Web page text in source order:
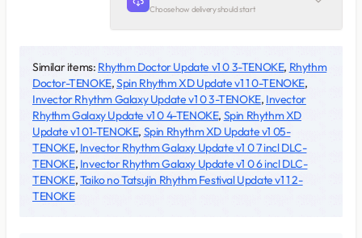
Choose how delivery should start
Similar items: Rhythm Doctor Update v1 0 3-TENOKE, Rhythm
Doctor-TENOKE,Spin Rhythm XD Update v1 1 0-TENOKE,
Invector Rhythm Galaxy Update v1 0 3-TENOKE, Invector
Rhythm Galaxy Update v1 0 4-TENOKE, Spin Rhythm XD
Update v1 01-TENOKE, Spin Rhythm XD Update v1 05-
TENOKE, Invector Rhythm Galaxy Update v1 0 7 incl DLC-
TENOKE, Invector Rhythm Galaxy Update v1 0 6 incl DLC-
TENOKE,Taiko no Tatsujin Rhythm Festival Update v1 1 2-
TENOKE